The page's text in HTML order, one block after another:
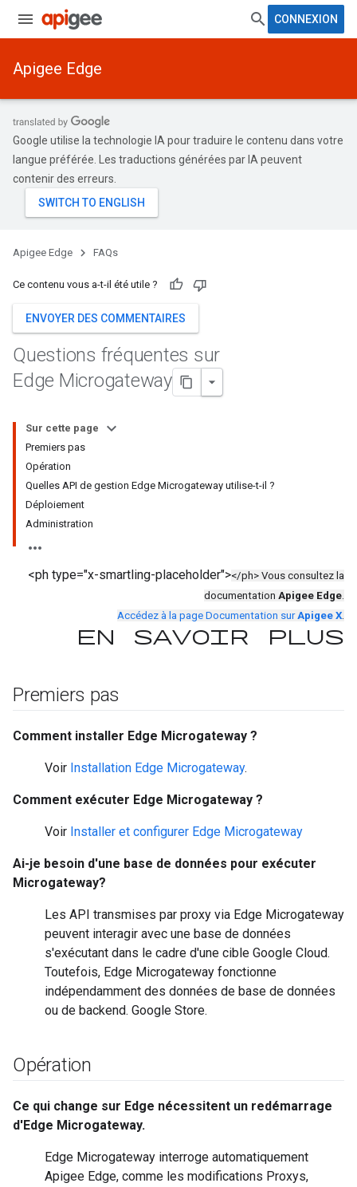
CONNEXION
Apigee Edge
Google utilise la technologie IA pour traduire le contenu dans votre
langue préférée. Les traductions générées par IA peuvent
contenir des erreurs.
Apigee Edge FAQs
Ce contenu vous a-t-il été utile ?
ENVOYER DES COMMENTAIRES
Questions fréquentes sur
Edge Microgateway
Sur cette page
Premiers pas
Opération
Quelles API de gestion Edge Microgateway utilise-t-il ?
Déploiement
Administration
<ph type="x-smartling-placeholder"></ph> Vous consultez la
documentation Apigee Edge.
Accédez à la page Documentation surApigee X.
En savoir plus
Premiers pas
Comment installer Edge Microgateway ?
Voir Installation Edge Microgateway.
Comment exécuter Edge Microgateway ?
Voir Installer et configurer Edge Microgateway
Ai-je besoin d'une base de données pour exécuter
Microgateway?
Les API transmises par proxy via Edge Microgateway
peuvent interagir avec une base de données
s'exécutant dans le cadre d'une cible Google Cloud.
Toutefois, Edge Microgateway fonctionne
indépendamment des données de base de données
ou de backend. Google Store.
Opération
Ce qui change sur Edge nécessitent un redémarrage
d'Edge Microgateway.
Edge Microgateway interroge automatiquement
Apigee Edge, comme les modifications Proxys,